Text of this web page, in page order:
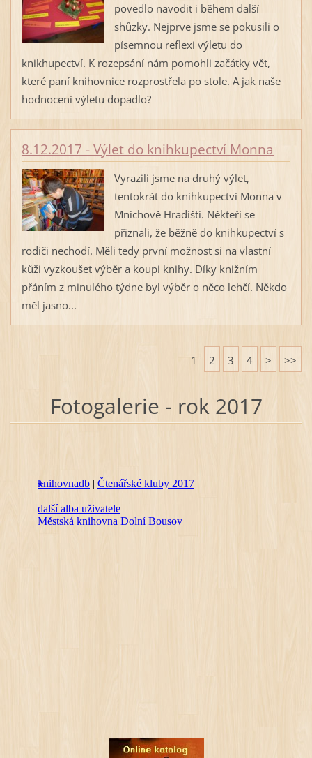
povedlo navodit i během další
shůzky. Nejprve jsme se pokusili o
písemnou reflexi výletu do
knikhupectví. K rozepsání nám pomohli začátky vět,
které paní knihovnice rozprostřela po stole. A jak naše
hodnocení výletu dopadlo?
8.12.2017 - Výlet do knihkupectví Monna
Vyrazili jsme na druhý výlet,
tentokrát do knihkupectví Monna v
Mnichově Hradišti. Někteří se
přiznali, že běžně do knihkupectví s
rodiči nechodí. Měli tedy první možnost si na vlastní
kůži vyzkoušet výběr a koupi knihy. Díky knižním
přáním z minulého týdne byl výběr o něco lehčí. Někdo
měl jasno...
1 2 3 4 > >>
Fotogalerie - rok 2017